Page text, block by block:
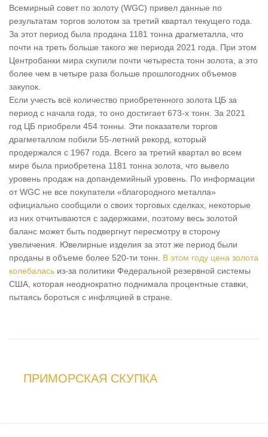
Всемирный совет по золоту (WGC) привел данные по
результатам торгов золотом за третий квартал текущего года.
За этот период была продана 1181 тонна драгметалла, что
почти на треть больше такого же периода 2021 года. При этом
Центробанки мира скупили почти четыреста тонн золота, а это
более чем в четыре раза больше прошлогодних объемов
закупок.
Если учесть всё количество приобретенного золота ЦБ за
период с начала года, то оно достигает 673-х тонн. За 2021
год ЦБ приобрели 454 тонны. Эти показатели торгов
драгметаллом побили 55-летний рекорд, который
продержался с 1967 года. Всего за третий квартал во всем
мире была приобретена 1181 тонна золота, что вывело
уровень продаж на допандемийный уровень. По информации
от WGC не все покупатели «благородного металла»
официально сообщили о своих торговых сделках, некоторые
из них отчитываются с задержками, поэтому весь золотой
баланс может быть подвергнут пересмотру в сторону
увеличения. Ювелирные изделия за этот же период были
проданы в объеме более 520-ти тонн. В этом году цена золота
колебалась из-за политики Федеральной резервной системы
США, которая неоднократно поднимала процентные ставки,
пытаясь бороться с инфляцией в стране.
ПРИМОРСКАЯ СКУПКА